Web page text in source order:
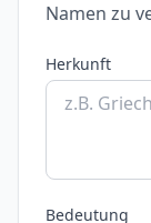
Namen zu
Herkunft
Bedeutung